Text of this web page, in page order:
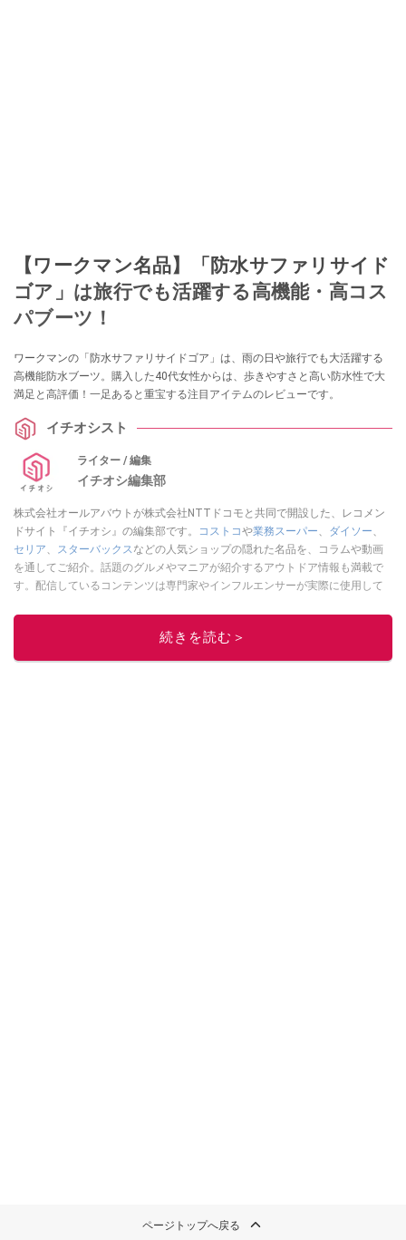
【ワークマン名品】「防水サファリサイド
ゴア」は旅行でも活躍する高機能・高コス
パブーツ！
ワークマンの「防水サファリサイドゴア」は、雨の日や旅行でも大活躍する
高機能防水ブーツ。購入した40代女性からは、歩きやすさと高い防水性で大
満足と高評価！一足あると重宝する注目アイテムのレビューです。
イチオシスト
ライター / 編集
イチオシ編集部
株式会社オールアバウトが株式会社NTTドコモと共同で開設した、レコメン
ドサイト『イチオシ』の編集部です。
コストコや業務スーパー ダイソー
セリア
スターバックス などの人気ショップの隠れた名品を、コラムや動画
を通してご紹介。話題のグルメやマニアが紹介するアウトドア情報も満載で
す。配信しているコンテンツは専門家やインフルエンサーが実際に使用して
ニュースでフォロー
続きを読む＞
ページトップへ戻る